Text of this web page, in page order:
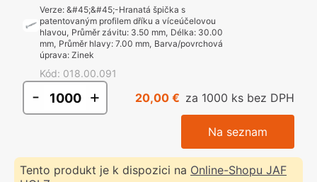
Verze: &#45;&#45;-Hranatá špička s
patentovaným profilem dříku a víceúčelovou
hlavou, Průměr závitu: 3.50 mm, Délka: 30.00
mm, Průměr hlavy: 7.00 mm, Barva/povrchová
úprava: Zinek
Kód: 018.00.091
- + 20,00 € za 1000 ks bez DPH
Na seznam
Tento produkt je k dispozici na Online-Shopu JAF